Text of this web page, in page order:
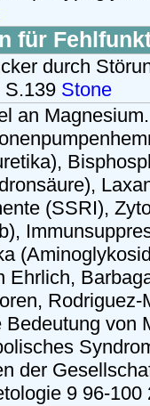
für
durch
S.139 Stone
an
(SSRI),
Ehrlich,
Rodriguez-
von
der
9 96-100